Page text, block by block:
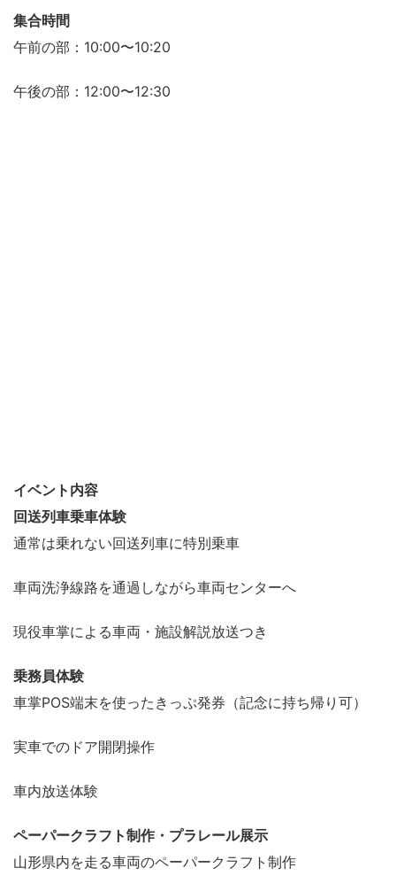
集合時間
午前の部：10:00〜10:20
午後の部：12:00〜12:30
イベント内容
回送列車乗車体験
通常は乗れない回送列車に特別乗車
車両洗浄線路を通過しながら車両センターへ
現役車掌による車両・施設解説放送つき
乗務員体験
車掌POS端末を使ったきっぷ発券（記念に持ち帰り可）
実車でのドア開閉操作
車内放送体験
ペーパークラフト制作・プラレール展示
山形県内を走る車両のペーパークラフト制作